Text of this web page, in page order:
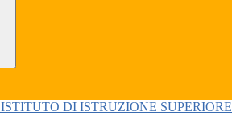
ISTITUTO DI ISTRUZIONE SUPERIORE